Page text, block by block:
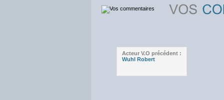
Acteur V.O précédent :
Wuhl Robert